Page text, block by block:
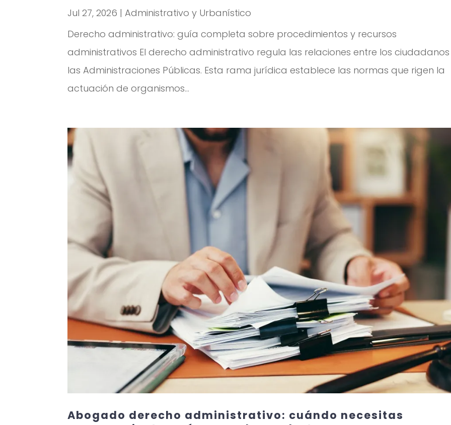
Jul 27, 2026 |Administrativo y Urbanístico
Derecho administrativo: guía completa sobre procedimientos y recursos
administrativos El derecho administrativo regula las relaciones entre los
las Administraciones Públicas. Esta rama jurídica establece las normas que rigen la
actuación de organismos...
Abogado derecho administrativo: cuándo necesitas